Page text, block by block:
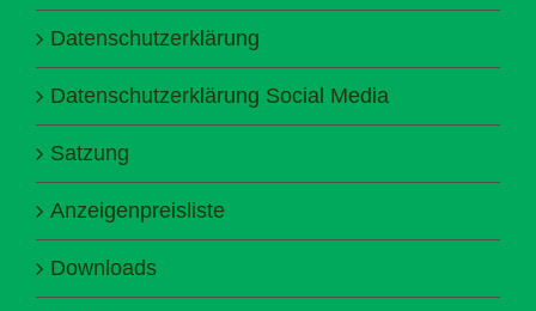
Datenschutzerklärung
Datenschutzerklärung Social Media
Satzung
Anzeigenpreisliste
Downloads